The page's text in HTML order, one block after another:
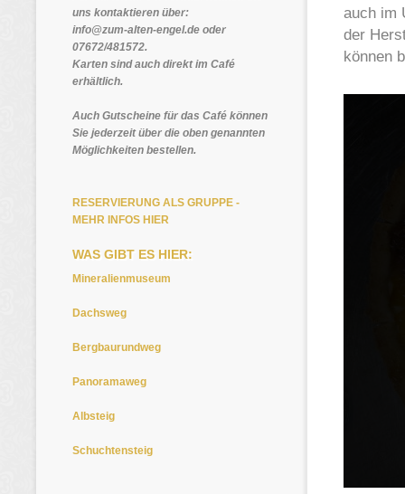
uns kontaktieren über:
info@zum-alten-engel.de oder
07672/481572.
Karten sind auch direkt im Café
erhältlich.
Auch Gutscheine für das Café können
Sie jederzeit über die oben genannten
Möglichkeiten bestellen.
RESERVIERUNG ALS GRUPPE -
MEHR INFOS HIER
WAS GIBT ES HIER:
Mineralienmuseum
Dachsweg
Bergbaurundweg
Panoramaweg
Albsteig
Schuchtensteig
auch im
der
können